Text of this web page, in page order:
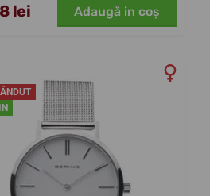
lei Adaugă in coş